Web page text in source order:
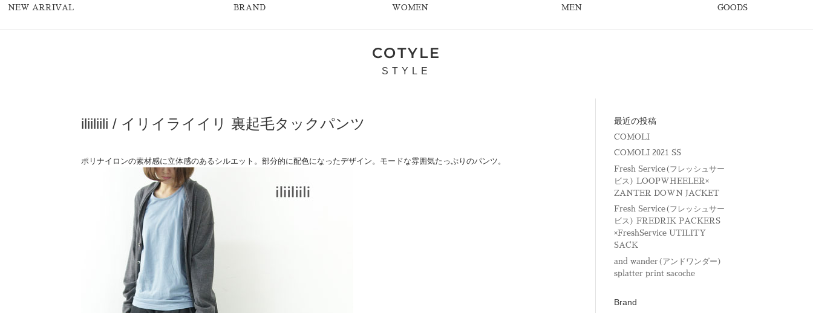
NEW ARRIVAL BRAND WOMEN MEN GOODS
COTYLE
STYLE
iliiliili / イリイライイリ 裏起毛タックパンツ
ポリナイロンの素材感に立体感のあるシルエット。部分的に配色になったデザイン。モードな雰囲気たっぷりのパンツ。
最近の投稿
COMOLI
COMOLI 2021 SS
Fresh Service(フレッシュサー
ビス) LOOPWHEELER×
ZANTER DOWN JACKET
Fresh Service(フレッシュサー
ビス) FREDRIK PACKERS
×FreshService UTILITY
SACK
and wander(アンドワンダー)
splatter print sacoche
Brand